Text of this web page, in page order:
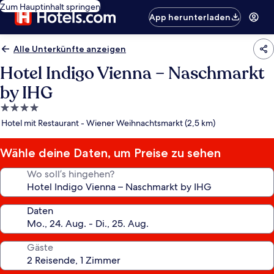
Zum Hauptinhalt springen
App herunterladen
Alle Unterkünfte anzeigen
Hotel Indigo Vienna – Naschmarkt
by IHG
4.0-
Sterne-
Hotel mit Restaurant - Wiener Weihnachtsmarkt (2,5 km)
Wähle deine Daten, um Preise zu sehen
Wo soll’s hingehen?
Daten
Gäste